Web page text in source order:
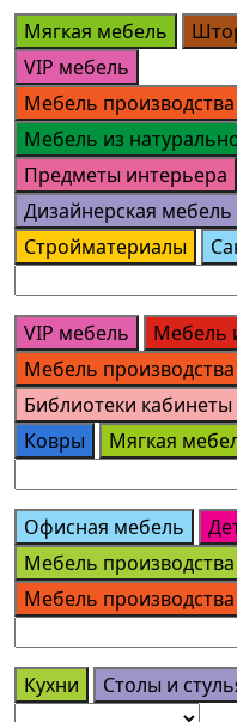
Мягкая мебель
VIP мебель
Мебель
Мебель из
Предметы интерьера
Дизайнерская мебель
Стройматериалы
VIP мебель
Мебель
Мебель
Библиотеки кабинеты
Ковры
Мягкая
Офисная мебель
Мебель
Мебель
Кухни Столы и